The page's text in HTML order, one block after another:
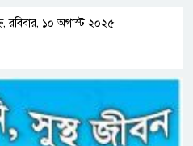
১০ অগাস্ট ২০২৫